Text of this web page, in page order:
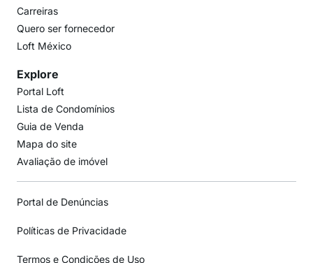
Carreiras
Quero ser fornecedor
Loft México
Explore
Portal Loft
Lista de Condomínios
Guia de Venda
Mapa do site
Avaliação de imóvel
Portal de Denúncias
Políticas de Privacidade
Termos e Condições de Uso